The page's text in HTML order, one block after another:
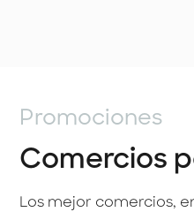
Promociones
Comercios
Los mejor comercios,